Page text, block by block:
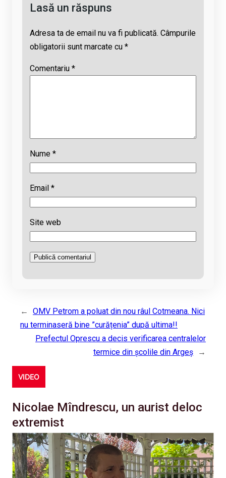
Lasă un răspuns
Adresa ta de email nu va fi publicată. Câmpurile
obligatorii sunt marcate cu *
Comentariu *
Nume *
Email *
Site web
←
OMV Petrom a poluat din nou râul Cotmeana. Nici
nu terminaseră bine ”curățenia” după ultima!!
Prefectul Oprescu a decis verificarea centralelor
termice din școlile din Argeș
→
VIDEO
Nicolae Mîndrescu, un aurist deloc
extremist